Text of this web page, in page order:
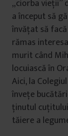
„ciorba vieții”
a început să
învățat să
rămas
murit când
locuiască în
Aici, la
învețe
ținutul
tăiere a